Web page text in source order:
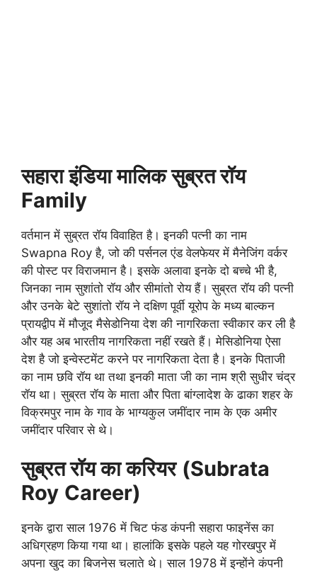
सहारा इंडिया मालिक सुब्रत रॉय
Family
वर्तमान में सुब्रत रॉय विवाहित है। इनकी पत्नी का नाम
Swapna Roy है, जो की पर्सनल एंड वेलफेयर में मैनेजिंग वर्कर
की पोस्ट पर विराजमान है। इसके अलावा इनके दो बच्चे भी है,
जिनका नाम सुशांतो रॉय और सीमांतो रोय हैं। सुब्रत रॉय की पत्नी
और उनके बेटे सुशांतो रॉय ने दक्षिण पूर्वी यूरोप के मध्य बाल्कन
प्रायद्वीप में मौजूद मैसेडोनिया देश की नागरिकता स्वीकार कर ली है
और यह अब भारतीय नागरिकता नहीं रखते हैं। मेसिडोनिया ऐसा
देश है जो इन्वेस्टमेंट करने पर नागरिकता देता है। इनके पिताजी
का नाम छवि रॉय था तथा इनकी माता जी का नाम श्री सुधीर चंद्र
रॉय था। सुब्रत रॉय के माता और पिता बांग्लादेश के ढाका शहर के
विक्रमपुर नाम के गाव के भाग्यकुल जमींदार नाम के एक अमीर
जमींदार परिवार से थे।
सुब्रत रॉय का करियर (Subrata
Roy Career)
इनके द्वारा साल 1976 में चिट फंड कंपनी सहारा फाइनेंस का
अधिग्रहण किया गया था। हालांकि इसके पहले यह गोरखपुर में
अपना खुद का बिजनेस चलाते थे। साल 1978 में इन्होंने कंपनी